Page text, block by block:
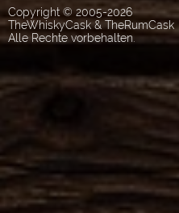
Copyright © 2005-2026
TheWhiskyCask & TheRumCask
Alle Rechte vorbehalten.